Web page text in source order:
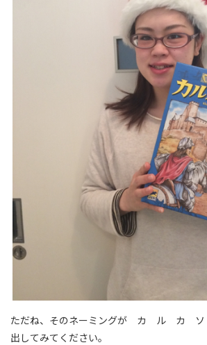
ただね、そのネーミングが カ ル カ
出してみてください。